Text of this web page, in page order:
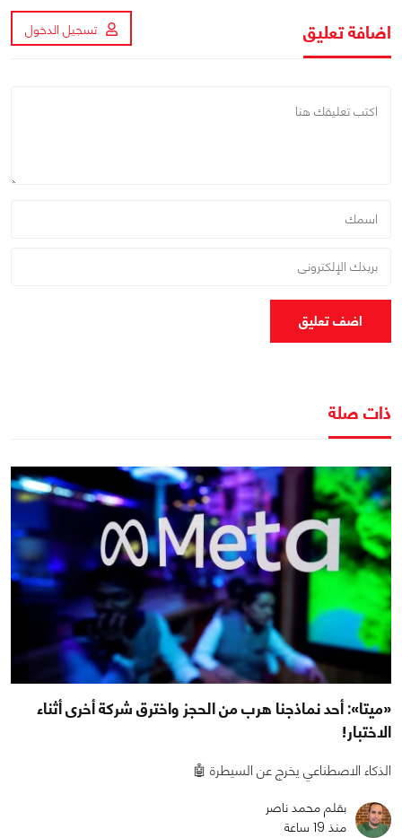
اضافة تعليق تسجيل الدخول
اضف تعليق
ذات صلة
«ميتا»: أحد نماذجنا هرب من الحجز واخترق شركة أخرى أثناء
الاختبار!
الذكاء الاصطناعي يخرج عن السيطرة 🤖
بقلم محمد ناصر
منذ 19 ساعة